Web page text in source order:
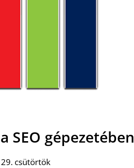
SEO gépezetében
csütörtök